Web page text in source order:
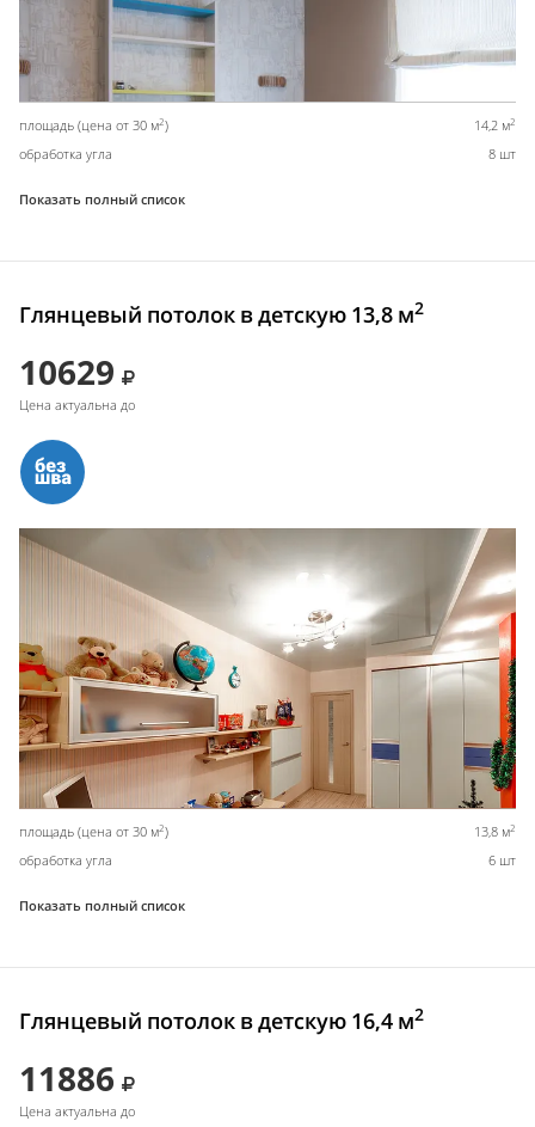
площадь (цена от 30 м2) 14,2 м2
обработка угла 8 шт
Показать полный список
Глянцевый потолок в детскую 13,8 м2
10629
Цена актуальна до
площадь (цена от 30 м2) 13,8 м2
обработка угла 6 шт
Показать полный список
Глянцевый потолок в детскую 16,4 м2
11886
Цена актуальна до